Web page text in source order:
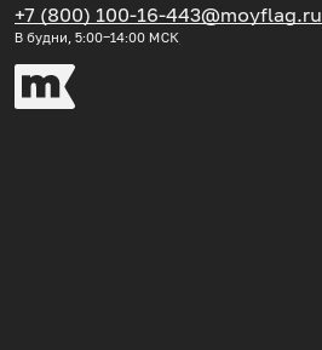
+7 (800) 100-16-44
В будни, 5:00‒14:00 МСК
3@moyflag.ru